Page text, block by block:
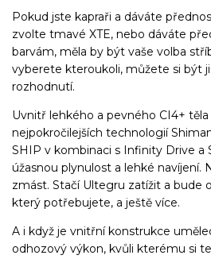
Pokud jste kapraři a dáváte
zvolte tmavé XTE, nebo dáváte
barvám, měla by být vaše volba
vyberete kteroukoli, můžete si být
rozhodnutí.
Uvnitř lehkého a pevného CI4+
nejpokročilejších technologií
SHIP v kombinaci s Infinity Drive a
úžasnou plynulost a lehké navíjení.
zmást. Stačí Ultegru zatížit a bude
který potřebujete, a ještě více.
A i když je vnitřní konstrukce
odhozový výkon, kvůli kterému si